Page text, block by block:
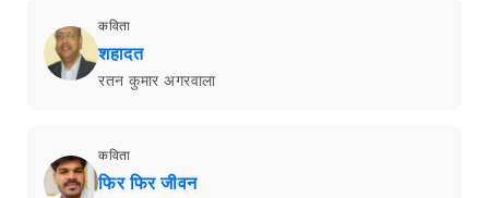
कविता
शहादत
रतन कुमार अगरवाला
कविता
फिर फिर जीवन